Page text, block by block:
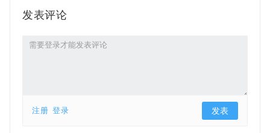
发表评论
注册 登录